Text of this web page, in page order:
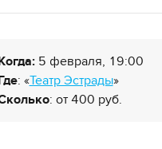
5 февраля, 19:00
: «Театр Эстрады»
: от 400 руб.